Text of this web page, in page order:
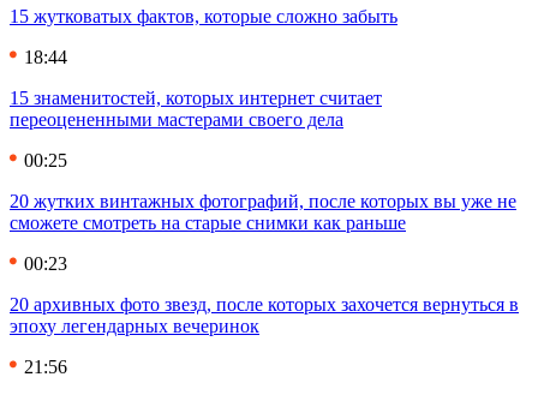
15 жутковатых фактов, которые сложно забыть
18:44
15 знаменитостей, которых интернет считает
переоцененными мастерами своего дела
00:25
20 жутких винтажных фотографий, после которых вы уже не
сможете смотреть на старые снимки как раньше
00:23
20 архивных фото звезд, после которых захочется вернуться в
эпоху легендарных вечеринок
21:56